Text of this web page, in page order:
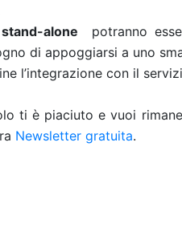
alone potranno
di appoggiarsi a uno
l’integrazione con il
ti è piaciuto e vuoi
Newsletter gratuita.